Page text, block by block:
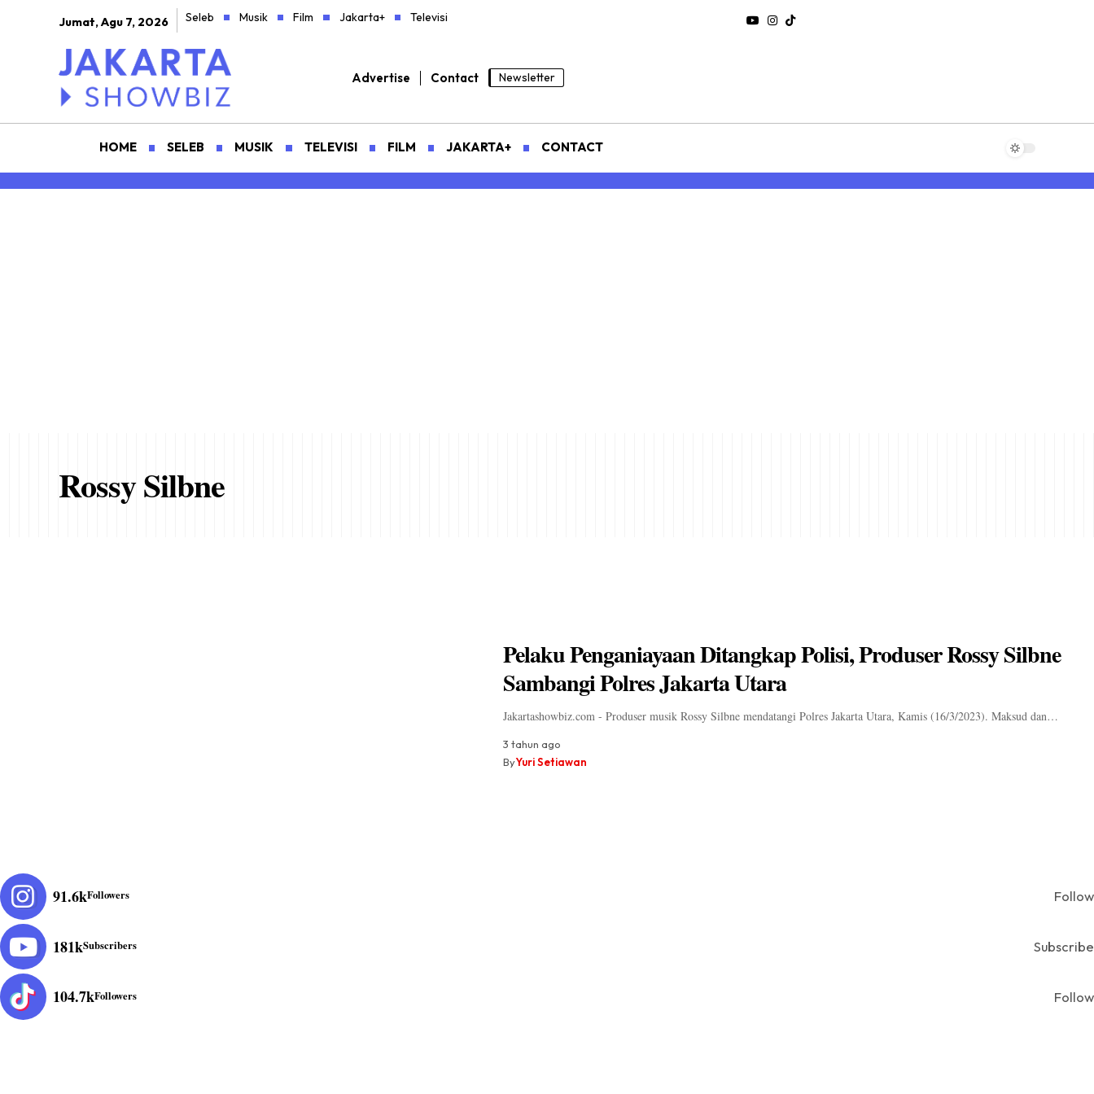
Jumat, Agu 7, 2026 Seleb Musik Film Jakarta+ Televisi
Advertise Contact Newsletter
HOME SELEB MUSIK TELEVISI FILM JAKARTA+ CONTACT
Rossy Silbne
Pelaku Penganiayaan Ditangkap Polisi, Produser Rossy Silbne
Sambangi Polres Jakarta Utara
Jakartashowbiz.com - Produser musik Rossy Silbne mendatangi Polres Jakarta Utara, Kamis (16/3/2023). Maksud dan…
3 tahun ago
ByYuri Setiawan
91.6kFollowers Follow
181kSubscribers Subscribe
104.7kFollowers Follow